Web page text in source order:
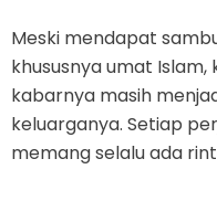
Meski mendapat
khususnya umat
kabarnya masih
keluarganya. Setiap
memang selalu ada